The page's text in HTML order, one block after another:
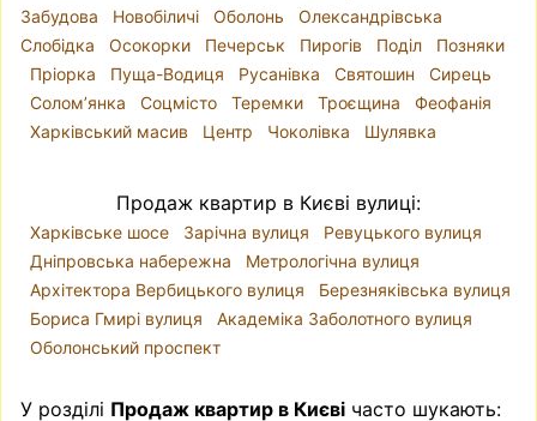
Забудова
Новобіличі Оболонь
Олександрівська
Слобідка
Осокорки Печерськ Пирогів Поділ
Позняки
Пріорка
Пуща-Водиця Русанівка Святошин
Сирець
Солом’янка
Соцмісто Теремки Троєщина
Феофанія
Харківський масив
Центр Чоколівка Шулявка
Продаж квартир в Києві вулиці:
Харківське шосе Зарічна вулиця
Ревуцького вулиця
Дніпровська набережна
Метрологічна вулиця
Архітектора Вербицького вулиця
Березняківська вулиця
Бориса Гмирі вулиця
Академіка Заболотного вулиця
Оболонський проспект
У розділі Продаж квартир в Києві часто шукають: